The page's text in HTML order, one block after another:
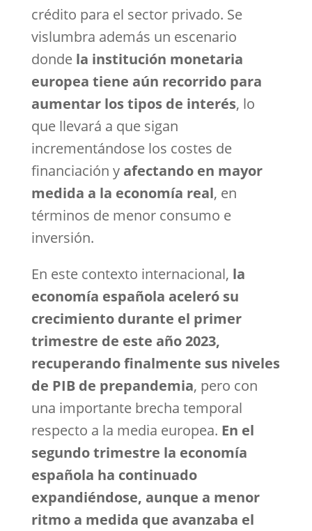
crédito para el sector privado. Se
vislumbra además un escenario
donde la institución monetaria
europea tiene aún recorrido para
aumentar los tipos de interés, lo
que llevará a que sigan
incrementándose los costes de
financiación y afectando en mayor
medida a la economía real, en
términos de menor consumo e
inversión.
En este contexto internacional, la
economía española aceleró su
crecimiento durante el primer
trimestre de este año 2023,
recuperando finalmente sus niveles
de PIB de prepandemia, pero con
una importante brecha temporal
respecto a la media europea. En el
segundo trimestre la economía
española ha continuado
expandiéndose, aunque a menor
ritmo a medida que avanzaba el